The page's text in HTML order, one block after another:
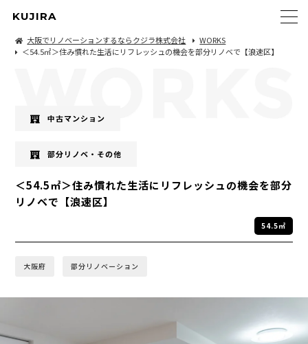
KUJIRA
大阪でリノベーションするならクジラ株式会社
WORKS
＜54.5㎡＞住み慣れた生活にリフレッシュの機会を部分リノベで【浪速区】
中古マンション
部分リノベ・その他
＜54.5㎡＞住み慣れた生活にリフレッシュの機会を部分
リノベで【浪速区】
54.5㎡
大阪府 部分リノベーション